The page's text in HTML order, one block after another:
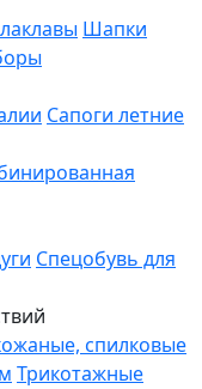
Шапки
Сапоги летние
Спецобувь для
спилковые
Трикотажные